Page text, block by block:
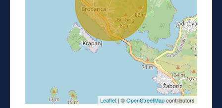
Leaflet | ©OpenStreetMapcontributors